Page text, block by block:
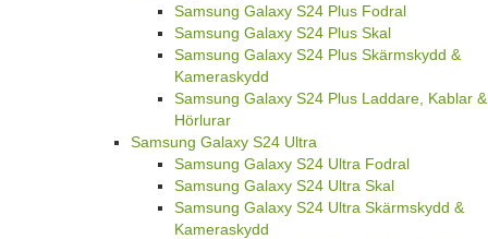
Samsung Galaxy S24 Plus Fodral
Samsung Galaxy S24 Plus Skal
Samsung Galaxy S24 Plus Skärmskydd &
Kameraskydd
Samsung Galaxy S24 Plus Laddare, Kablar &
Hörlurar
Samsung Galaxy S24 Ultra
Samsung Galaxy S24 Ultra Fodral
Samsung Galaxy S24 Ultra Skal
Samsung Galaxy S24 Ultra Skärmskydd &
Kameraskydd